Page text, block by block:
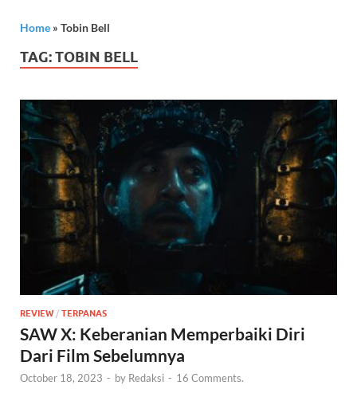
Home » Tobin Bell
TAG:TOBIN BELL
REVIEW / TERPANAS
SAW X: Keberanian Memperbaiki Diri
Dari Film Sebelumnya
October 18, 2023 - by Redaksi - 16 Comments.